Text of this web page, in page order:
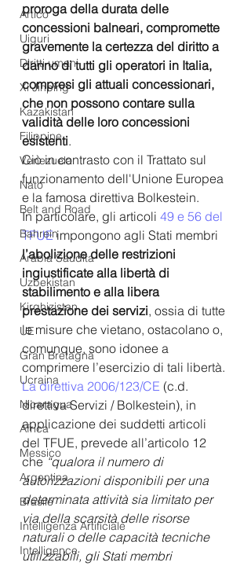
Artico
Uiguri
Diritti umani
Xi Jinping
Kazakistan
Filippine
Venezuela
Nato
Belt and Road
Bahrein
Arabia Saudita
Uzbekistan
Kirghizistan
UE
Gran Bretagna
Ucraina
Nicaragua
Africa
Messico
Argentina
Brasile
Intelligenza Artificiale
Intelligence
proroga della durata delle
concessioni balneari, compromette
gravemente la certezza del diritto a
danno di tutti gli operatori in Italia,
compresi gli attuali concessionari,
che non possono contare sulla
validità delle loro concessioni
esistenti.
Ciò in contrasto con il Trattato sul
funzionamento dell'Unione Europea
e la famosa direttiva Bolkestein.
In particolare, gli articoli 49 e 56 del
TFUE impongono agli Stati membri
l’abolizione delle restrizioni
ingiustificate alla libertà di
stabilimento e alla libera
prestazione dei servizi, ossia di tutte
le misure che vietano, ostacolano o,
comunque, sono idonee a
comprimere l’esercizio di tali libertà.
La direttiva 2006/123/CE (c.d.
direttiva Servizi / Bolkestein), in
applicazione dei suddetti articoli
del TFUE, prevede all’articolo 12
che “qualora il numero di
autorizzazioni disponibili per una
determinata attività sia limitato per
via della scarsità delle risorse
naturali o delle capacità tecniche
utilizzabili, gli Stati membri